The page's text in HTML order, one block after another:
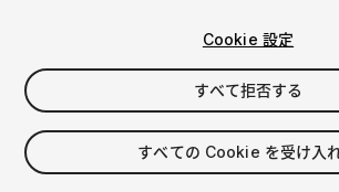
$29.99
消費税は決済時に計算されます
Cookie 設定
すべて拒否する
すべての Cookie を受け入